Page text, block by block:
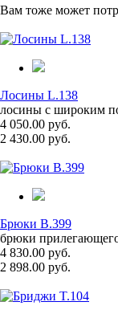
Вам тоже может
Лосины L.138
лосины с широким
4 050.00 руб.
2 430.00 руб.
Брюки B.399
брюки
4 830.00 руб.
2 898.00 руб.